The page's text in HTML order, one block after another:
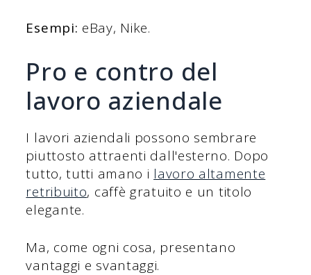
Esempi: eBay, Nike.
Pro e contro del
lavoro aziendale
I lavori aziendali possono sembrare
piuttosto attraenti dall'esterno. Dopo
tutto, tutti amano i lavoro altamente
retribuito, caffè gratuito e un titolo
elegante.
Ma, come ogni cosa, presentano
vantaggi e svantaggi.